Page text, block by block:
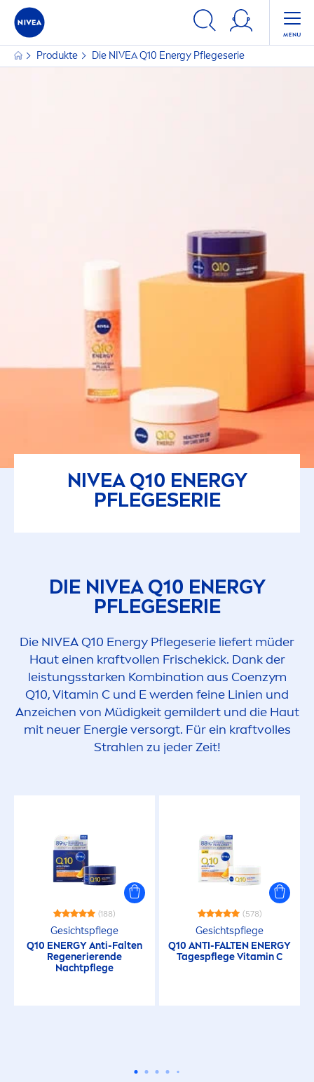
Produkte Die NIVEAQ10 Energy Pflegeserie
NIVEAQ10 ENERGY
PFLEGESERIE
DIE NIVEAQ10 ENERGY
PFLEGESERIE
Die NIVEAQ10 Energy Pflegeserie liefert müder
Haut einen kraftvollen Frischekick. Dank der
leistungsstarken Kombination aus Coenzym
Q10,Vitamin C und E werden feine Linien und
Anzeichen von Müdigkeit gemildert und die Haut
mit neuer Energie versorgt. Für ein kraftvolles
Strahlen zu jeder Zeit!
(188)
Gesichtspflege
Q10 ENERGY Anti-Falten
Regenerierende
Nachtpflege
(578)
Gesichtspflege
Q10 ANTI-FALTEN ENERGY
TagespflegeVitaminC